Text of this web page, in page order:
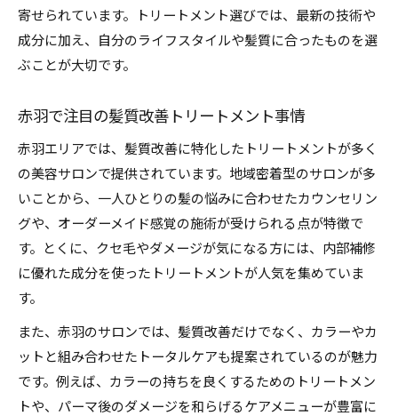
実体験から学ぶ赤羽のヘアケア最前線
体験談で分かるトリートメント効果の違い
口コミで人気のトリートメントを徹底分析
実例から学ぶ美容サロン選びのポイント
トリートメントの持続力に関する実体験
髪質改善なら知っておきたい今注目の方法
話題の髪質改善トリートメント最新情報
赤羽で選ばれる髪質改善プログラムとは
今注目の髪質改善方法を徹底解析
寄せられています。トリートメント選びでは、最新の技術や
成分に加え、自分のライフスタイルや髪質に合ったものを選
ぶことが大切です。
赤羽で注目の髪質改善トリートメント事情
赤羽エリアでは、髪質改善に特化したトリートメントが多く
の美容サロンで提供されています。地域密着型のサロンが多
いことから、一人ひとりの髪の悩みに合わせたカウンセリン
グや、オーダーメイド感覚の施術が受けられる点が特徴で
す。とくに、クセ毛やダメージが気になる方には、内部補修
に優れた成分を使ったトリートメントが人気を集めていま
す。
また、赤羽のサロンでは、髪質改善だけでなく、カラーやカ
ットと組み合わせたトータルケアも提案されているのが魅力
です。例えば、カラーの持ちを良くするためのトリートメン
トや、パーマ後のダメージを和らげるケアメニューが豊富に